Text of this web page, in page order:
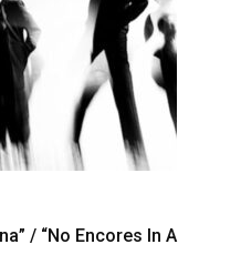
/ “No Encores In A